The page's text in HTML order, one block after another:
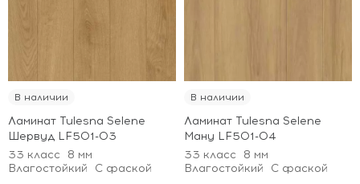
В наличии
Ламинат Tulesna Selene
Шервуд LF501-03
33 класс
8 мм
Влагостойкий
С фаской
В наличии
Ламинат Tulesna Selene
Ману LF501-04
33 класс
8 мм
Влагостойкий
С фаской